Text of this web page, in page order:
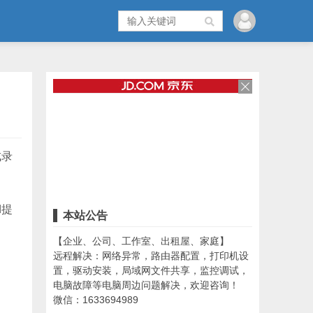
本站公告
【企业、公司、工作室、出租屋、家庭】
远程解决：网络异常，路由器配置，打印机设
置，驱动安装，局域网文件共享，监控调试，
电脑故障等电脑周边问题解决，欢迎咨询！
微信：1633694989